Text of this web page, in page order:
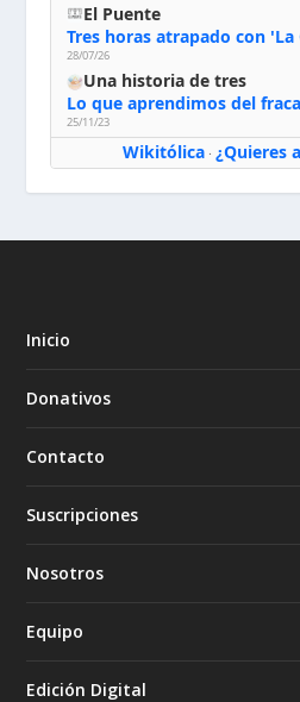
El Puente
Tres horas atrapado con
28/07/26
Una historia de tres
Lo que aprendimos del
25/11/23
Wikitólica· ¿Quieres
Inicio
Donativos
Contacto
Suscripciones
Nosotros
Equipo
Edición Digital